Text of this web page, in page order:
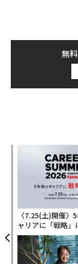
無
〈7.25(土)開催〉
ャリアに「戦略」
トップエグゼクテ
リアに触れる1日
UMMIT 2026